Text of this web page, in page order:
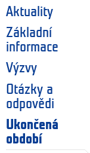
Aktuality
Základní
informace
Výzvy
Otázky a
odpovědi
Ukončená
období